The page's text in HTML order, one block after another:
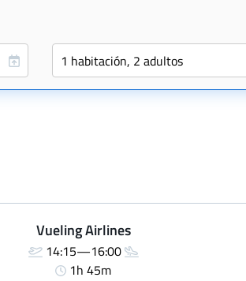
Vueling Airlines
14:15—16:00
1h 45m